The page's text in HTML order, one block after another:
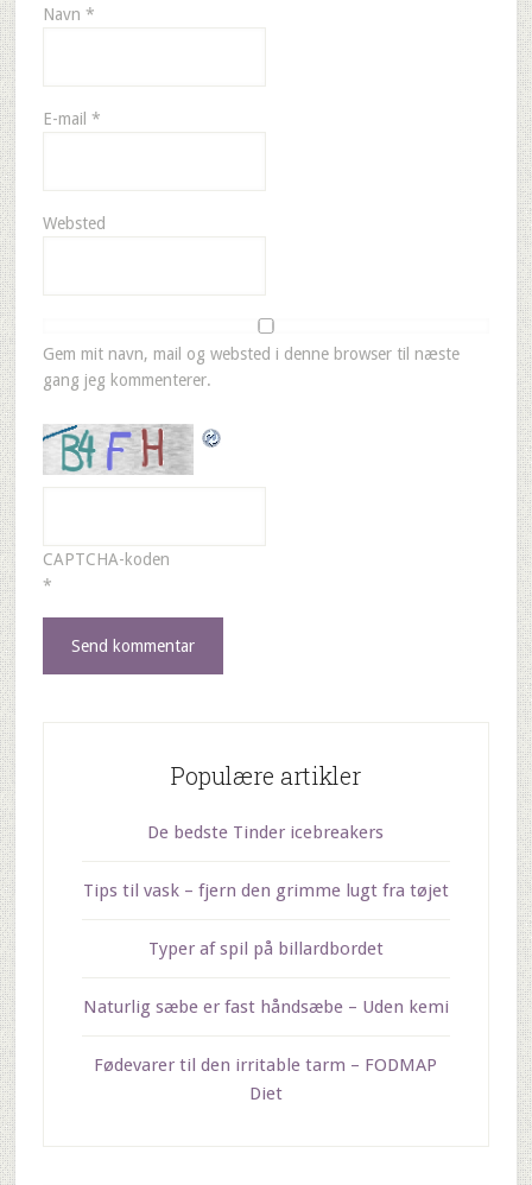
Navn *
E-mail *
Websted
Gem mit navn, mail og websted i denne browser til næste
gang jeg kommenterer.
CAPTCHA-koden
*
Populære artikler
De bedste Tinder icebreakers
Tips til vask – fjern den grimme lugt fra tøjet
Typer af spil på billardbordet
Naturlig sæbe er fast håndsæbe – Uden kemi
Fødevarer til den irritable tarm – FODMAP
Diet